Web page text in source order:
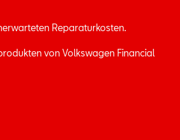
Re­pa­ra­tur­kos­ten.
von Volks­wa­gen Fi­nan­ci­al